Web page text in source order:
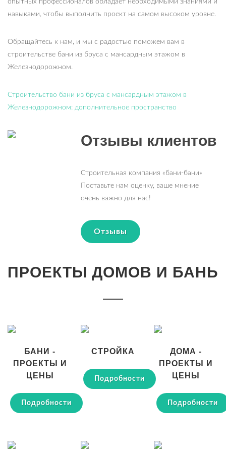
опытных профессионалов обладает необходимыми знаниями и
навыками, чтобы выполнить проект на самом высоком уровне.
Обращайтесь к нам, и мы с радостью поможем вам в
строительстве бани из бруса с мансардным этажом в
Железнодорожном.
Строительство бани из бруса с мансардным этажом в
Железнодорожном: дополнительное пространство
Отзывы клиентов
Строительная компания «бани-бани»
Поставьте нам оценку, ваше мнение
очень важно для нас!
Отзывы
ПРОЕКТЫ ДОМОВ И БАНЬ
БАНИ -
ПРОЕКТЫ И
ЦЕНЫ
Подробности
СТРОЙКА
Подробности
ДОМА -
ПРОЕКТЫ И
ЦЕНЫ
Подробности